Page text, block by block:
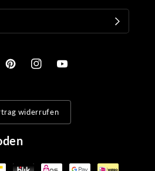
PinterestInstagramYouTube
widerrufen